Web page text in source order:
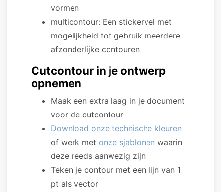
vormen
multicontour: Een stickervel met
mogelijkheid tot gebruik meerdere
afzonderlijke contouren
Cutcontour in je ontwerp
opnemen
Maak een extra laag in je document
voor de cutcontour
Download onze technische kleuren
of werk met onze sjablonen waarin
deze reeds aanwezig zijn
Teken je contour met een lijn van 1
pt als vector